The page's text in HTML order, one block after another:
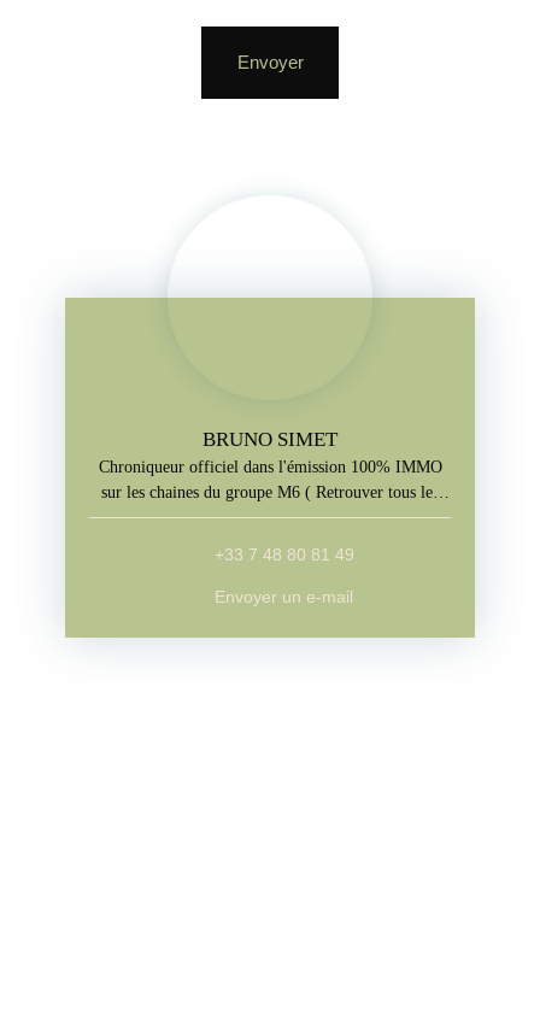
Envoyer
BRUNO SIMET
Chroniqueur officiel dans l'émission 100% IMMO
sur les chaines du groupe M6 ( Retrouver tous les
jours l'emission sur M6+, W9, Paris Première, téva)
+33 7 48 80 81 49
Envoyer un e-mail